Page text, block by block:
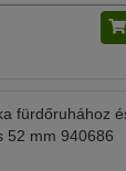
fürdőruhához
52 mm 940686